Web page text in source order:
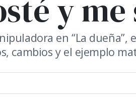
y
en “La dueña”,
cambios y el ejemplo